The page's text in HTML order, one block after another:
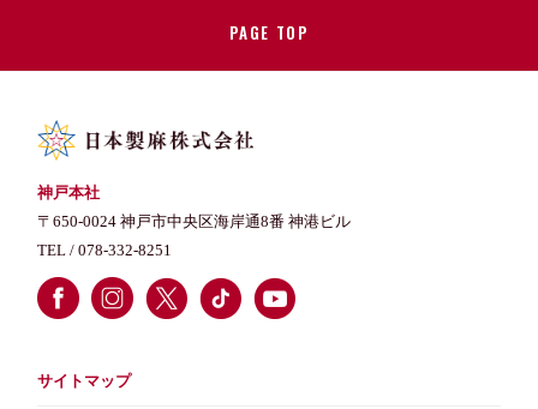
PAGE TOP
神戸本社
〒650-0024 神戸市中央区海岸通8番 神港ビル
TEL /078-332-8251
サイトマップ